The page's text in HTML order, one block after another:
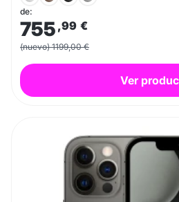
de:
755 ,99 €
(nuevo) 1199,00 €
Ver